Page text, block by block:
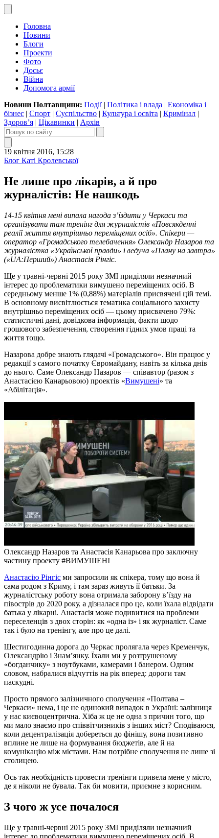
Головна
Новини
Блоги
Проекти
Фото
Досьє
Війна
Допомога армії
Новини Полтавщини: Події| Політика і влада | Економіка і
бізнес | Спорт | Суспільство | Культура і освіта | Кримінал |
Здоров’я | Цікавинки | Архів
19 квітня 2016, 15:28
Блог Каті Кролевської
Не лише про лікарів, а й про
журналістів: Не нашкодь
14-15 квітня мені випала нагода з’їздити у Черкаси та
організувати там тренінг для журналістів «Повсякденні
реалії життя внутрішньо переміщених осіб». Спікери —
оператор «Громадського телебачення» Олександр Назаров та
журналістка «Української правди» і ведуча «Плану на завтра»
(«UA:Перший») Анастасія Рінгіс.
Ще у травні-червні 2015 року ЗМІ приділяли незначний
інтерес до проблематики вимушено переміщених осіб. В
середньому менше 1% (0,88%) матеріалів присвячені цій темі.
В основному висвітлюється тематика соціального захисту
внутрішньо переміщених осіб — цьому присвячено 79%:
статистичні дані, довідкова інформація, факти щодо
грошового забезпечення, створення гідних умов праці та
життя тощо.
Назарова добре знають глядачі «Громадського». Він працює у
редакції з самого початку Євромайдану, навіть за кілька днів
до нього. Саме Олександр Назаров — співавтор (разом з
Анастасією Канарьовою) проектів «Вимушені» та
«Абілітація».
Олександр Назаров та Анастасія Канарьова про заключну
частину проекту #ВИМУШЕНІ
Анастасію Рінгіс ми запросили як спікера, тому що вона й
сама родом з Криму, і там зараз живуть її батьки. За
журналістську роботу вона отримала заборону в’їзду на
півострів до 2020 року, а дізналася про це, коли їхала відвідати
батька у лікарні. Анастасія може подивитися на проблеми
переселенців з двох сторін: як «одна із» і як журналіст. Саме
так і було на тренінгу, але про це далі.
Шестигодинна дорога до Черкас пролягала через Кременчук,
Олександрію і Знам’янку. Їхали ми у розтрушеному
«богданчику» з ноутбуками, камерами і банером. Одним
словом, набралися відчуттів на рік вперед: дороги там
паскудні.
Просто прямого залізничного сполучення «Полтава –
Черкаси» нема, і це не одинокий випадок в Україні: залізниця
у нас києвоцентрична. Хіба ж це не одна з причин того, що
ми мало знаємо про співвітчизників з інших міст? Сподіваюся,
коли децентралізація добереться до фінішу, вона позитивно
вплине не лише на формування бюджетів, але й на
комунікацію між містами. Нам потрібне сполучення не лише зі
столицею.
Ось так необхідність провести тренінги привела мене у місто,
де я ніколи не бувала. Так би мовити, приємне з корисним.
З чого ж усе почалося
Ще у травні-червні 2015 року ЗМІ приділяли незначний
інтерес до проблематики вимушено переміщених осіб. В